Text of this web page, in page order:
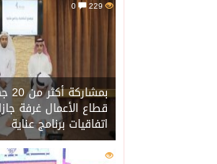
06/08/2026
06/08/2026
06/08/2026
229
قطاع الأعمال غرفة
اتفاقيات برنامج عناية
207